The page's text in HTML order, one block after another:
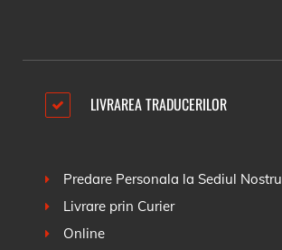
LIVRAREA TRADUCERILOR
Predare Personala la Sediul Nostru
Livrare prin Curier
Online